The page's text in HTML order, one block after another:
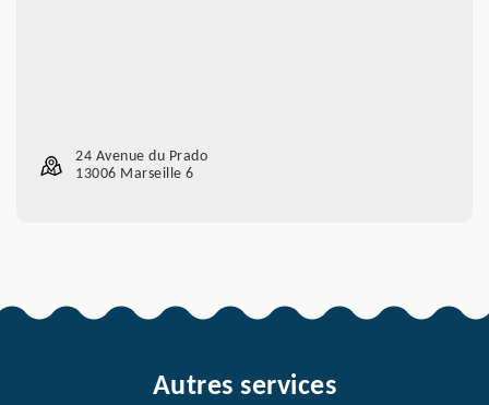
24 Avenue du Prado
13006 Marseille 6
Autres services